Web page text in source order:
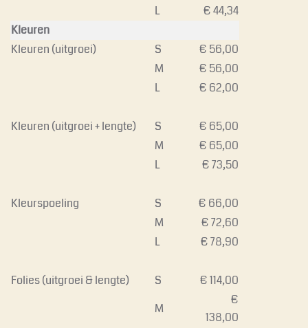
L
€ 44,34
Kleuren
Kleuren (uitgroei)
S
€ 56,00
M
€ 56,00
L
€ 62,00
Kleuren (uitgroei + lengte) S
€ 65,00
M
€ 65,00
L
€ 73,50
Kleurspoeling S
€ 66,00
M
€ 72,60
L
€ 78,90
Folies (uitgroei & lengte) S
€ 114,00
M
€
138,00